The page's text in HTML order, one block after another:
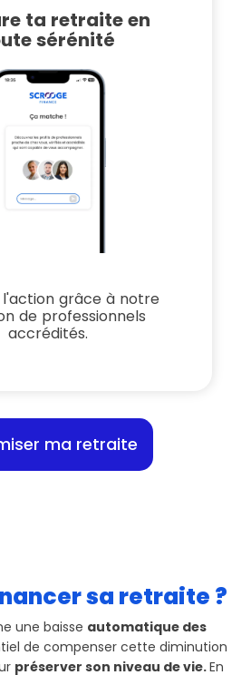
ta retraite en
sérénité
l'action grâce à notre
de professionnels
accrédités.
ma retraite
sa retraite ?
une baisse automatique des
de compenser cette diminution
préserver son niveau de vie.En